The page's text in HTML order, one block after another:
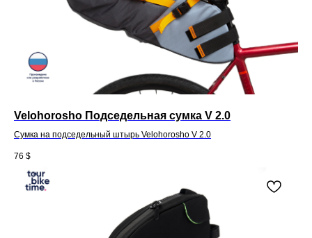
Velohorosho Подседельная сумка V 2.0
Сумка на подседельный штырь Velohorosho V 2.0
76 $